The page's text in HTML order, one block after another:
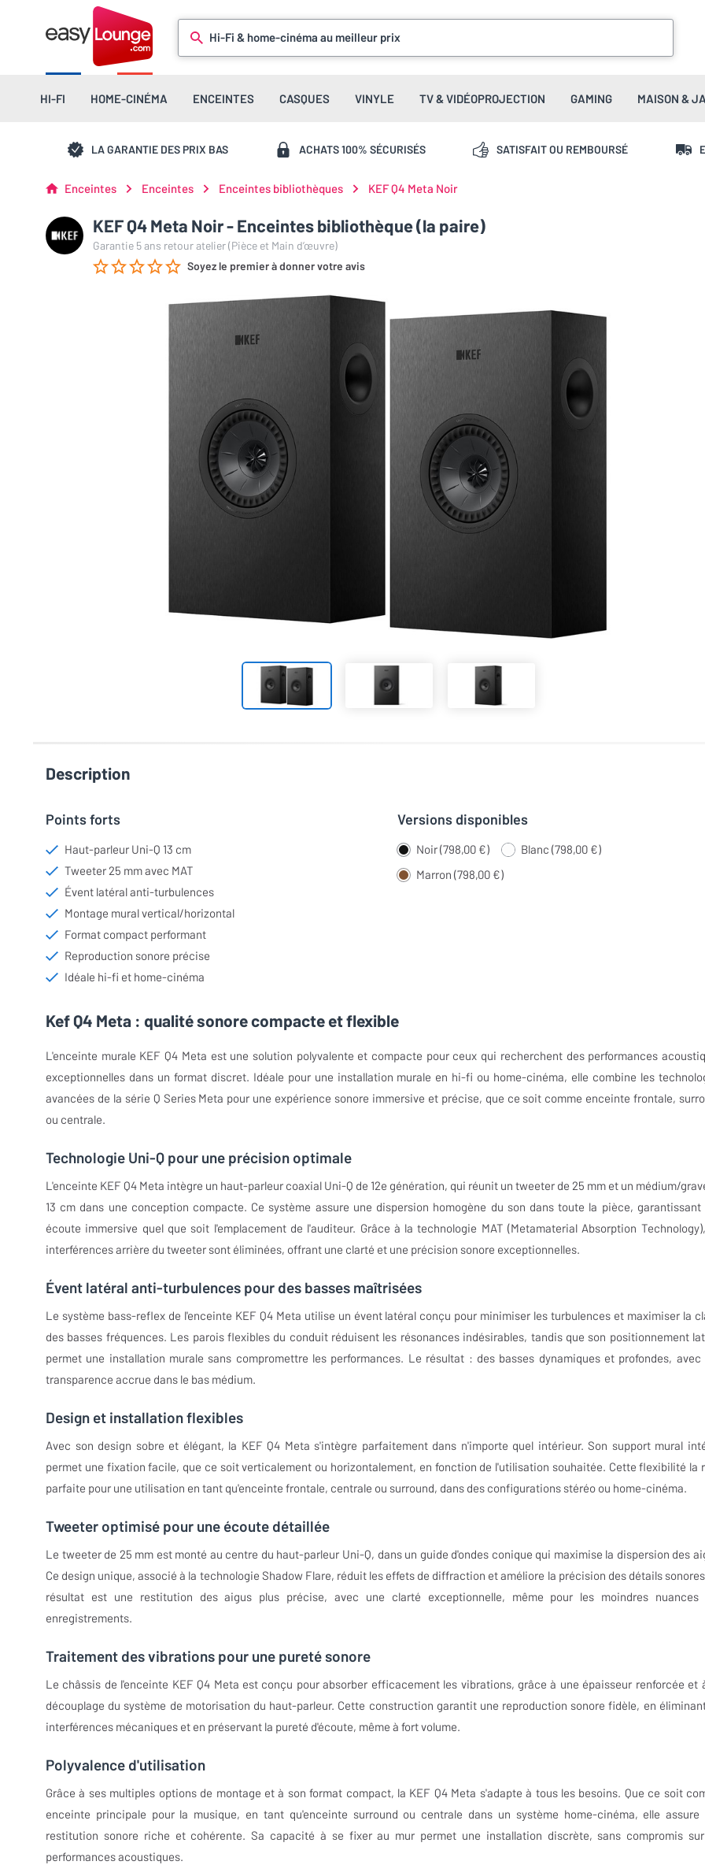
Hi-Fi & home-cinéma au meilleur prix
HI-FI HOME-CINÉMA ENCEINTES CASQUES VINYLE TV & VIDÉOPROJECTION GAMING MAISON &
LA GARANTIE DES PRIX BAS ACHATS 100% SÉCURISÉS SATISFAIT OU REMBOURSÉ
Enceintes Enceintes Enceintes bibliothèques KEF Q4 Meta Noir
KEF Q4 Meta Noir - Enceintes bibliothèque (la paire)
Garantie 5 ans retour atelier (Pièce et Main d’œuvre)
Soyez le premier à donner votre avis
Description
Points forts
Haut-parleur Uni-Q 13 cm
Tweeter 25 mm avec MAT
Évent latéral anti-turbulences
Montage mural vertical/horizontal
Format compact performant
Reproduction sonore précise
Idéale hi-fi et home-cinéma
Versions disponibles
Noir (798,00 €)
Blanc (798,00 €)
Marron (798,00 €)
Kef Q4 Meta : qualité sonore compacte et flexible
L'enceinte murale KEF Q4 Meta est une solution polyvalente et compacte pour ceux qui recherchent des performances
exceptionnelles dans un format discret. Idéale pour une installation murale en hi-fi ou home-cinéma, elle combine les
avancées de la série Q Series Meta pour une expérience sonore immersive et précise, que ce soit comme enceinte frontale,
ou centrale.
Technologie Uni-Q pour une précision optimale
L'enceinte KEF Q4 Meta intègre un haut-parleur coaxial Uni-Q de 12e génération, qui réunit un tweeter de 25 mm et un médium/
13 cm dans une conception compacte. Ce système assure une dispersion homogène du son dans toute la pièce, garantissant
écoute immersive quel que soit l'emplacement de l'auditeur. Grâce à la technologie MAT (Metamaterial Absorption
interférences arrière du tweeter sont éliminées, offrant une clarté et une précision sonore exceptionnelles.
Évent latéral anti-turbulences pour des basses maîtrisées
Le système bass-reflex de l'enceinte KEF Q4 Meta utilise un évent latéral conçu pour minimiser les turbulences et maximiser la
des basses fréquences. Les parois flexibles du conduit réduisent les résonances indésirables, tandis que son positionnement
permet une installation murale sans compromettre les performances. Le résultat : des basses dynamiques et profondes, avec
transparence accrue dans le bas médium.
Design et installation flexibles
Avec son design sobre et élégant, la KEF Q4 Meta s'intègre parfaitement dans n'importe quel intérieur. Son support mural
permet une fixation facile, que ce soit verticalement ou horizontalement, en fonction de l'utilisation souhaitée. Cette flexibilité la
parfaite pour une utilisation en tant qu'enceinte frontale, centrale ou surround, dans des configurations stéréo ou home-cinéma.
Tweeter optimisé pour une écoute détaillée
Le tweeter de 25 mm est monté au centre du haut-parleur Uni-Q, dans un guide d'ondes conique qui maximise la dispersion des
Ce design unique, associé à la technologie Shadow Flare, réduit les effets de diffraction et améliore la précision des détails
résultat est une restitution des aigus plus précise, avec une clarté exceptionnelle, même pour les moindres nuances
enregistrements.
Traitement des vibrations pour une pureté sonore
Le châssis de l'enceinte KEF Q4 Meta est conçu pour absorber efficacement les vibrations, grâce à une épaisseur renforcée et
découplage du système de motorisation du haut-parleur. Cette construction garantit une reproduction sonore fidèle, en
interférences mécaniques et en préservant la pureté d'écoute, même à fort volume.
Polyvalence d'utilisation
Grâce à ses multiples options de montage et à son format compact, la KEF Q4 Meta s'adapte à tous les besoins. Que ce soit
enceinte principale pour la musique, en tant qu'enceinte surround ou centrale dans un système home-cinéma, elle assure
restitution sonore riche et cohérente. Sa capacité à se fixer au mur permet une installation discrète, sans compromis
performances acoustiques.